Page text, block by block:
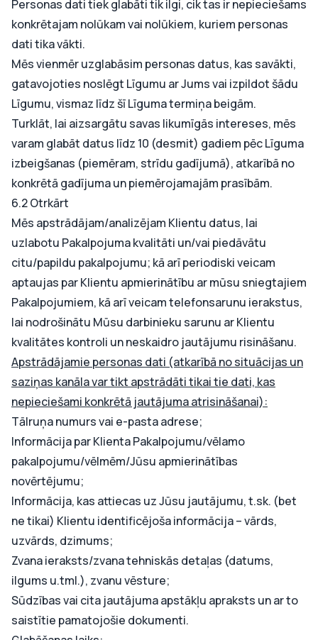
Personas dati tiek glabāti tik ilgi, cik tas ir nepieciešams
konkrētajam nolūkam vai nolūkiem, kuriem personas
dati tika vākti.
Mēs vienmēr uzglabāsim personas datus, kas savākti,
gatavojoties noslēgt Līgumu ar Jums vai izpildot šādu
Līgumu, vismaz līdz šī Līguma termiņa beigām.
Turklāt, lai aizsargātu savas likumīgās intereses, mēs
varam glabāt datus līdz 10 (desmit) gadiem pēc Līguma
izbeigšanas (piemēram, strīdu gadījumā), atkarībā no
konkrētā gadījuma un piemērojamajām prasībām.
6.2 Otrkārt
Mēs apstrādājam/analizējam Klientu datus, lai
uzlabotu Pakalpojuma kvalitāti un/vai piedāvātu
citu/papildu pakalpojumu; kā arī periodiski veicam
aptaujas par Klientu apmierinātību ar mūsu sniegtajiem
Pakalpojumiem, kā arī veicam telefonsarunu ierakstus,
lai nodrošinātu Mūsu darbinieku sarunu ar Klientu
kvalitātes kontroli un neskaidro jautājumu risināšanu.
Apstrādājamie personas dati (atkarībā no situācijas un
saziņas kanāla var tikt apstrādāti tikai tie dati, kas
nepieciešami konkrētā jautājuma atrisināšanai):
Tālruņa numurs vai e-pasta adrese;
Informācija par Klienta Pakalpojumu/vēlamo
pakalpojumu/vēlmēm/Jūsu apmierinātības
novērtējumu;
Informācija, kas attiecas uz Jūsu jautājumu, t.sk. (bet
ne tikai) Klientu identificējoša informācija – vārds,
uzvārds, dzimums;
Zvana ieraksts/zvana tehniskās detaļas (datums,
ilgums u.tml.), zvanu vēsture;
Sūdzības vai cita jautājuma apstākļu apraksts un ar to
saistītie pamatojošie dokumenti.